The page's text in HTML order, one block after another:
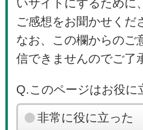
いサイトにするために
ご感想をお聞かせくだ
なお、この欄からのご
信できませんのでご了
Q.このページはお役に
非常に役に立った